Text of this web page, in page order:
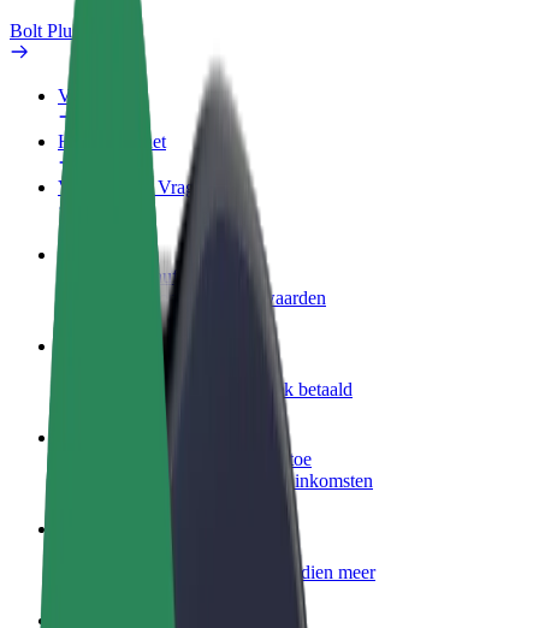
Bolt Plus
Voordelen
Hoe werkt het
Veelgestelde Vragen
Word een chauffeur
Verdien geld op jouw voorwaarden
Wordt bezorger
Bezorg eten en krijg elke week betaald
Voeg een restaurant of winkel toe
Krijg meer klanten en verhoog inkomsten
Voeg je fleet toe aan Bolt en verdien meer